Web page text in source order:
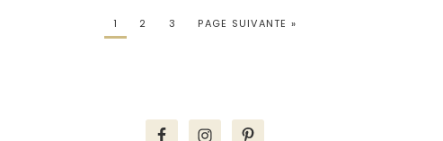
1 2 3 PAGE SUIVANTE »